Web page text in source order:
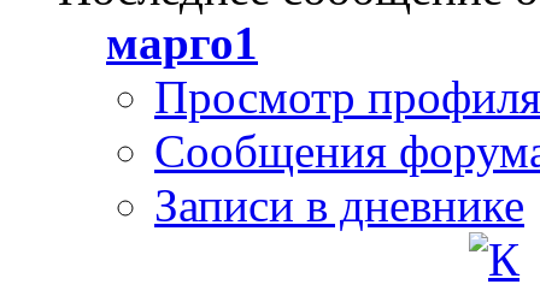
марго1
Просмотр профиля
Сообщения
Записи в дневнике